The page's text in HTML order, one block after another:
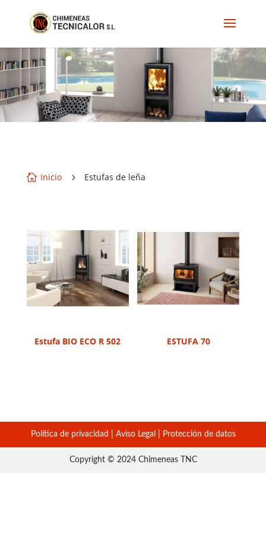
 Inicio 5 Estufas de leña
Estufa BIO ECO R 502 ESTUFA 70
Política de privacidad Aviso Legal Protección de datos
Copyright © 2024 Chimeneas TNC